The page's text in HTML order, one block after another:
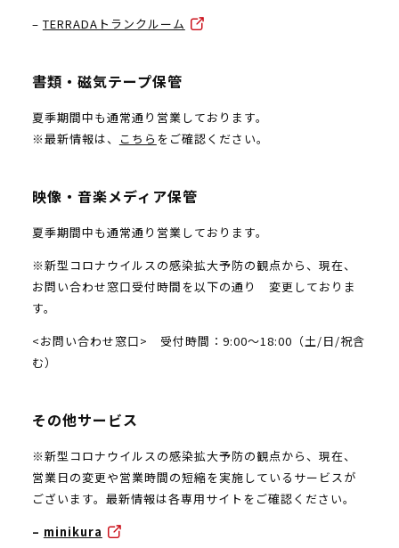
– TERRADAトランクルーム
書類・磁気テープ保管
夏季期間中も通常通り営業しております。
※最新情報は、 こちら をご確認ください。
映像・音楽メディア保管
夏季期間中も通常通り営業しております。
※新型コロナウイルスの感染拡大予防の観点から、現在、
お問い合わせ窓口受付時間を以下の通り 変更しておりま
す。
<お問い合わせ窓口> 受付時間：9:00～18:00（土/日/祝含
む）
その他サービス
※新型コロナウイルスの感染拡大予防の観点から、現在、
営業日の変更や営業時間の短縮を実施しているサービスが
ございます。最新情報は各専用サイトをご確認ください。
– minikura